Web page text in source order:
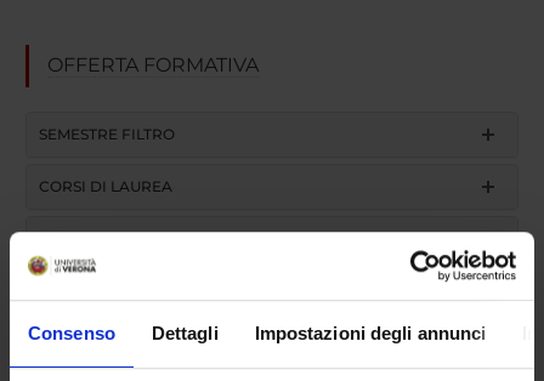
Consenso Dettagli Impostazioni degli annunci
OFFERTA FORMATIVA
SEMESTRE FILTRO
CORSI DI LAUREA
CORSI DI LAUREA MAGISTRALE